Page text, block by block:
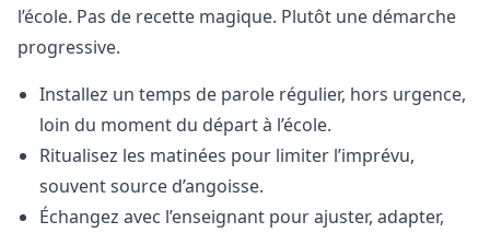
l’école. Pas de recette magique. Plutôt une démarche
progressive.
Installez un temps de parole régulier, hors urgence,
loin du moment du départ à l’école.
Ritualisez les matinées pour limiter l’imprévu,
souvent source d’angoisse.
Échangez avec l’enseignant pour ajuster, adapter,